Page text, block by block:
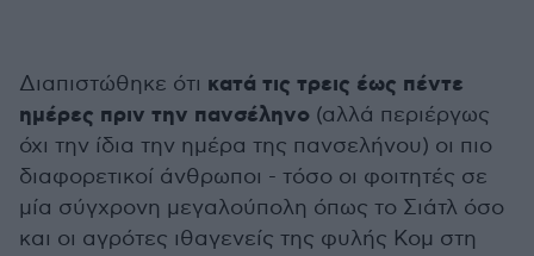
Διαπιστώθηκε ότι κατά τις τρεις έως πέντε
ημέρες πριν την πανσέληνο (αλλά περιέργως
όχι την ίδια την ημέρα της πανσελήνου) οι πιο
διαφορετικοί άνθρωποι - τόσο οι φοιτητές σε
μία σύγχρονη μεγαλούπολη όπως το Σιάτλ όσο
και οι αγρότες ιθαγενείς της φυλής Κομ στη